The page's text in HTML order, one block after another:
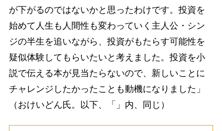
が下がるのではないかと思ったわけです。投資を
始めて人生も人間性も変わっていく主人公・シン
ジの半生を追いながら、投資がもたらす可能性を
疑似体験してもらいたいと考えました。投資を小
説で伝える本が見当たらないので、新しいことに
チャレンジしたかったことも動機になりました」
（おけいどん氏。以下、「」内、同じ）